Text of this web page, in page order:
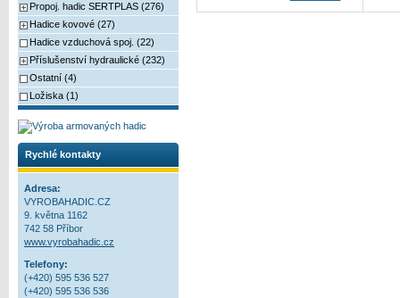
Propoj. hadic SERTPLAS (276)
Hadice kovové (27)
Hadice vzduchová spoj. (22)
Příslušenství hydraulické (232)
Ostatní (4)
Ložiska (1)
Rychlé kontakty
Adresa:
VYROBAHADIC.CZ
9. května 1162
742 58 Příbor
www.vyrobahadic.cz
Telefony:
(+420) 595 536 527
(+420) 595 536 536